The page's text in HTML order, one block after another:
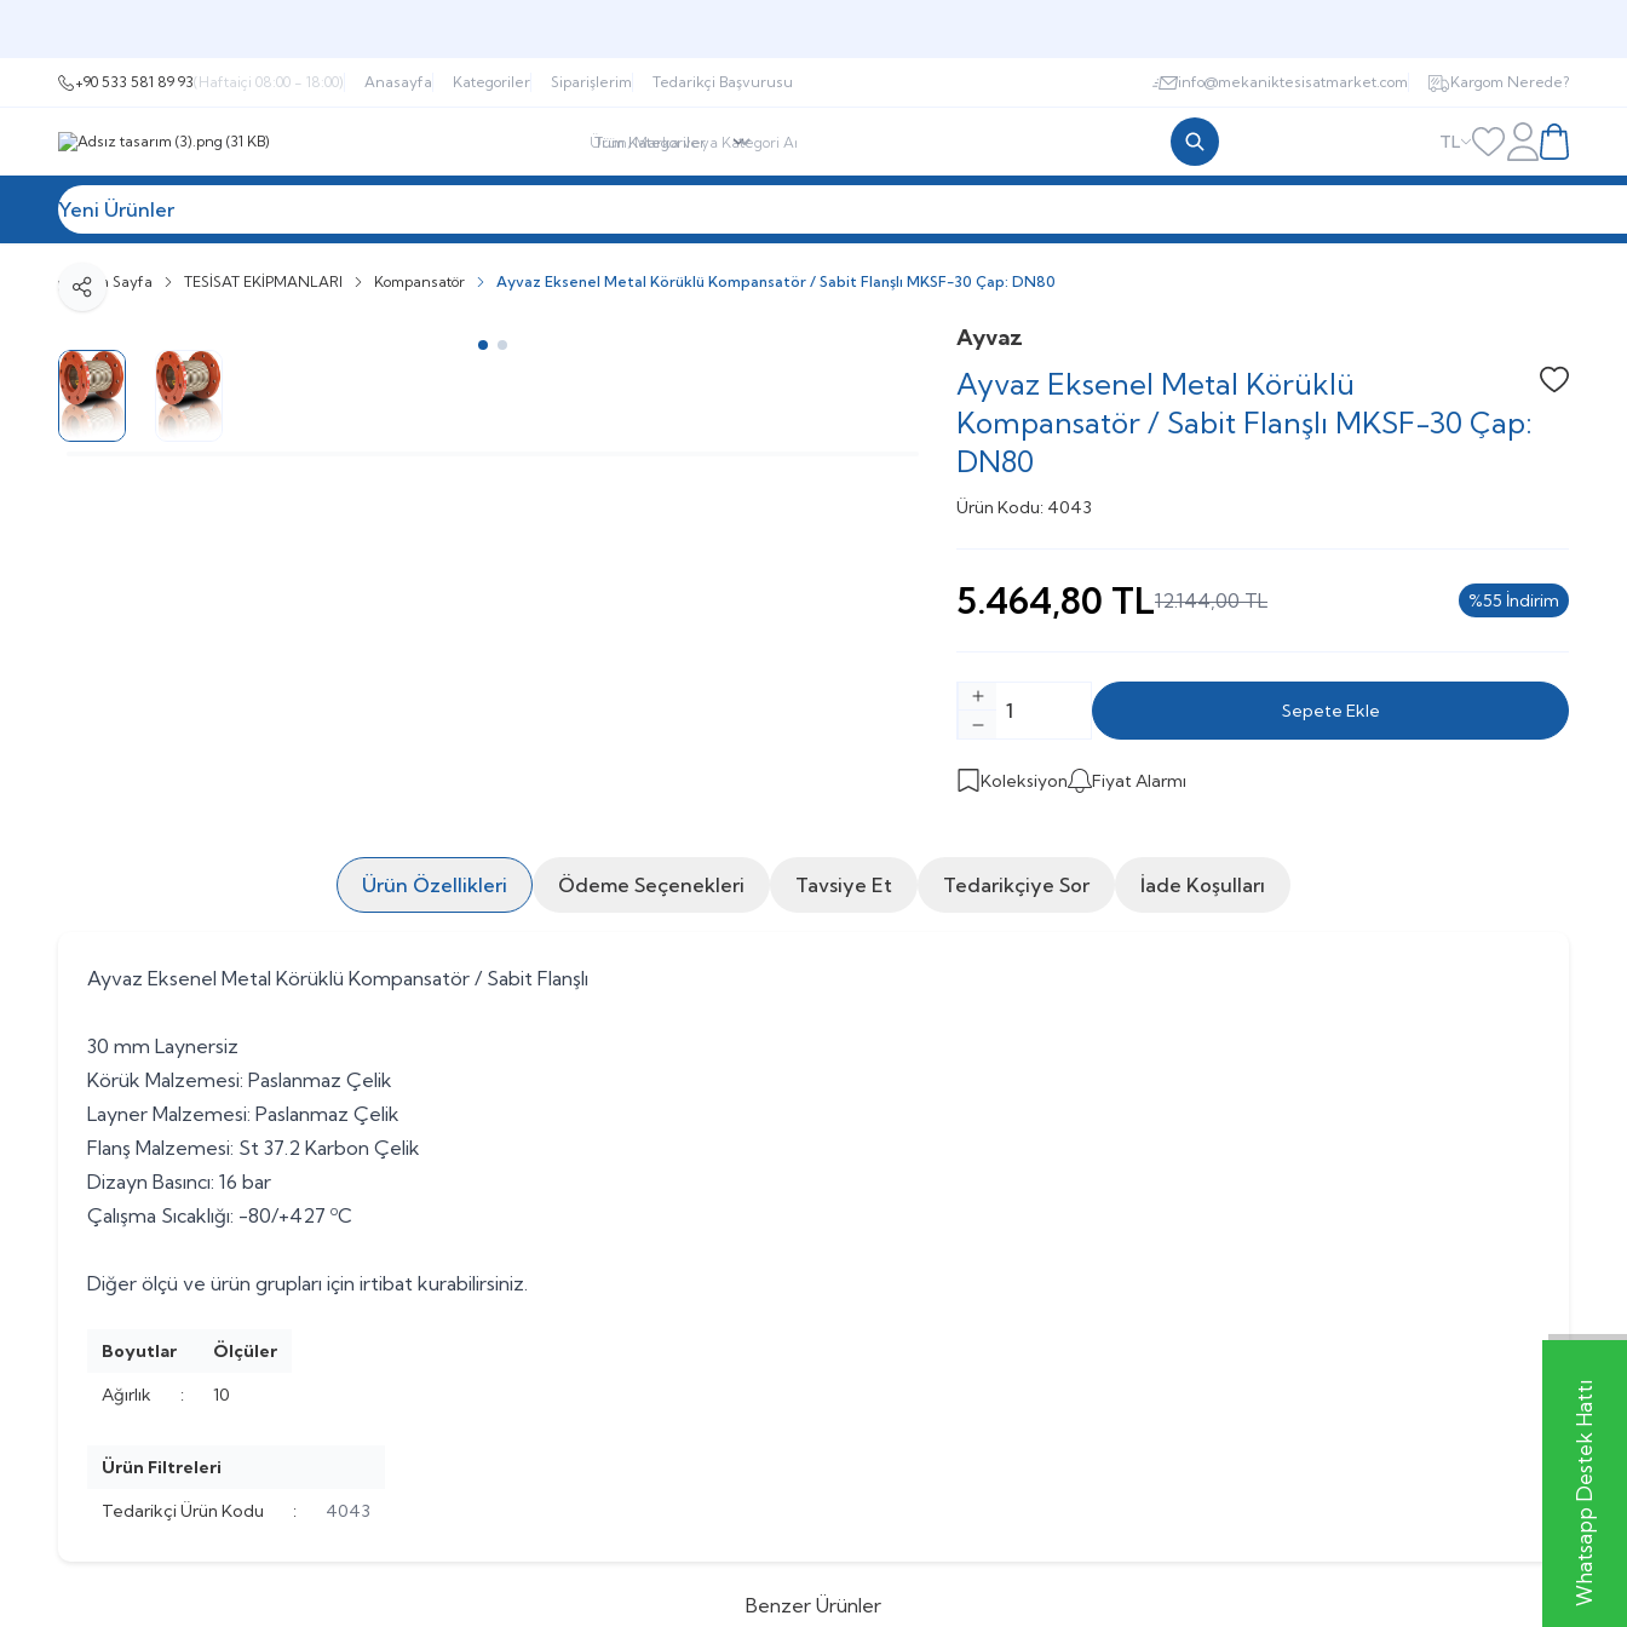
Whatsapp Destek Hattı
+90 533 581 89 93(Haftaiçi 08:00 - 18:00) Anasayfa Kategoriler Siparişlerim Tedarikçi Başvurusu info@mekaniktesisatmarket.com Kargom Nerede?
TL Favorilerim
HesabımSepetim
Yeni Ürünler
Ana Sayfa TESİSAT EKİPMANLARI Kompansatör Ayvaz Eksenel Metal Körüklü Kompansatör / Sabit Flanşlı MKSF-30 Çap: DN80
Paylaş
Ayvaz
Ayvaz Eksenel Metal Körüklü
Kompansatör / Sabit Flanşlı MKSF-30 Çap:
DN80
Favoriye
Ürün Kodu: 4043
5.464,80 TL12.144,00TL %55 İndirim
Sepete Ekle
Koleksiyon Fiyat Alarmı
Ürün Özellikleri Ödeme Seçenekleri Tavsiye Et Tedarikçiye Sor İade Koşulları
Ayvaz Eksenel Metal Körüklü Kompansatör / Sabit Flanşlı
30 mm Laynersiz
Körük Malzemesi: Paslanmaz Çelik
Layner Malzemesi: Paslanmaz Çelik
Flanş Malzemesi: St 37.2 Karbon Çelik
Dizayn Basıncı: 16 bar
Çalışma Sıcaklığı: -80/+427 ºC
Diğer ölçü ve ürün grupları için irtibat kurabilirsiniz.
Boyutlar
Ölçüler
Ağırlık
: 10
Ürün Filtreleri
Tedarikçi Ürün Kodu
: 4043
Benzer Ürünler